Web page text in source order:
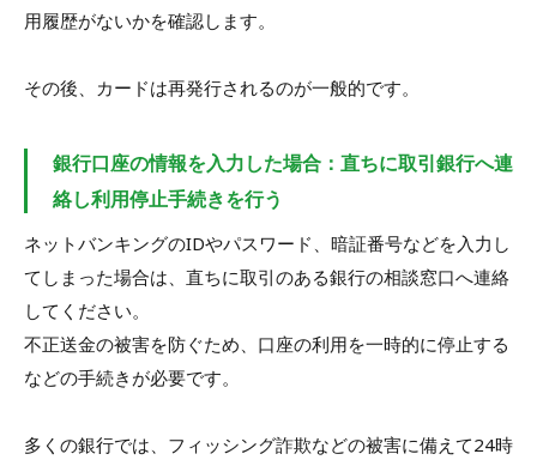
用履歴がないかを確認します。
その後、カードは再発行されるのが一般的です。
銀行口座の情報を入力した場合：直ちに取引銀行へ連
絡し利用停止手続きを行う
ネットバンキングのIDやパスワード、暗証番号などを入力し
てしまった場合は、直ちに取引のある銀行の相談窓口へ連絡
してください。
不正送金の被害を防ぐため、口座の利用を一時的に停止する
などの手続きが必要です。
多くの銀行では、フィッシング詐欺などの被害に備えて24時